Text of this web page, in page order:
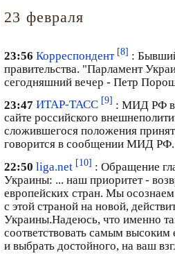
23 февраля
23:56 Корреспондент [8] :
правительства. "Парламент
сегодняшний вечер - Петр
23:47 ИТАР-ТАСС [9] : МИД РФ
сайте российского
сложившегося положения
говорится в сообщении МИД РФ.
22:50 liga.net [10] : Обращение
Украины: ... наш приоритет -
европейских стран. Мы
с этой страной на новой,
Украины.Надеюсь, что именно
соответствовать самым
и выбрать достойного, на ваш